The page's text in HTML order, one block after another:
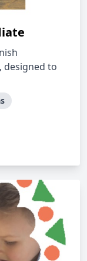
designed to